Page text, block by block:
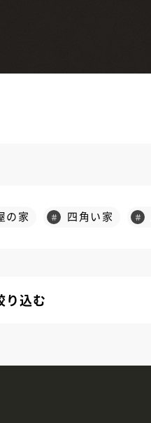
の家 ＃ 四角い家 ＃
り込む